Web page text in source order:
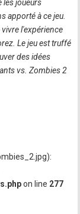
les joueurs
apporté à ce jeu.
l'expérience
Le jeu est truffé
des idées
vs. Zombies 2
on line 277